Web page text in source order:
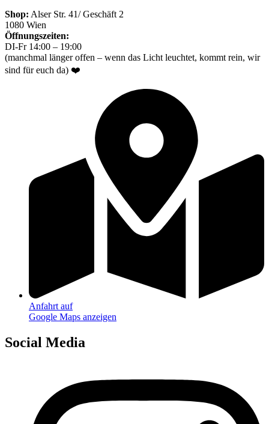
Shop: Alser Str. 41/ Geschäft 2
1080 Wien
Öffnungszeiten:
DI-Fr 14:00 – 19:00
(manchmal länger offen – wenn das Licht leuchtet, kommt rein, wir
sind für euch da) ❤️
Anfahrt auf
Google Maps anzeigen
Social Media